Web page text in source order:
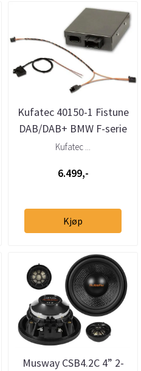
Kufatec 40150-1 Fistune
DAB/DAB+ BMW F-serie
med NBT eller NBT
Kufatec ...
6.499,-
Kjøp
Musway CSB4.2C 4” 2-